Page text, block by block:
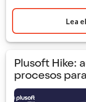
Lea
Plusoft Hike:
procesos